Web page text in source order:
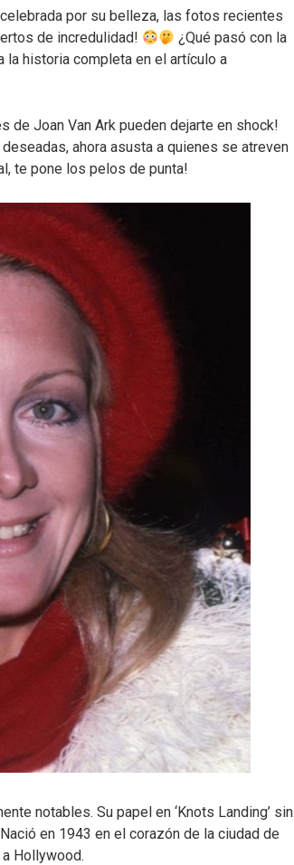
celebrada por su belleza, las fotos recientes
de incredulidad!
¿Qué pasó con la
la historia completa en el artículo a
de Joan Van Ark pueden dejarte en shock!
ahora asusta a quienes se atreven
te pone los pelos de punta!
notables. Su papel en ‘Knots Landing’ sin
Nació en 1943 en el corazón de la ciudad de
Hollywood.